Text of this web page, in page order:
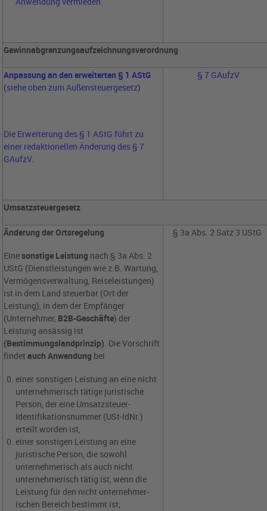
Gewinnabgrenzungsaufzeichnungsverordnung
Anpassung an den erweiterten § 1 AStG
(siehe oben zum Außensteuergesetz)
Die Erweiterung des § 1 AStG führt zu
einer redaktionellen Änderung des § 7
GAufzV.
§ 7 GAufzV
Umsatzsteuergesetz
Änderung der Ortsregelung
Einesonstige Leistung nach § 3a Abs. 2
UStG (Dienstleistungen wie z.B. Wartung,
Vermögensverwaltung, Reiseleistungen)
ist in dem Land steuerbar (Ort der
Leistung), in dem der Empfänger
(Unternehmer, B2B-Geschäfte) der
Leistung ansässig ist
(Bestimmungslandprinzip). Die Vorschrift
findetauch Anwendung bei
einer sonstigen Leistung an eine nicht
unternehmerisch tätige juristische
Person, der eine Umsatzsteuer-
Identifikationsnummer (USt-IdNr.)
erteilt worden ist,
einer sonstigen Leistung an eine
juristische Person, die sowohl
unternehmerisch als auch nicht
unternehmerisch tätig ist, wenn die
Leistung für den nicht unternehmer­
ischen Bereich bestimmt ist;
§ 3a Abs. 2 Satz 3 UStG